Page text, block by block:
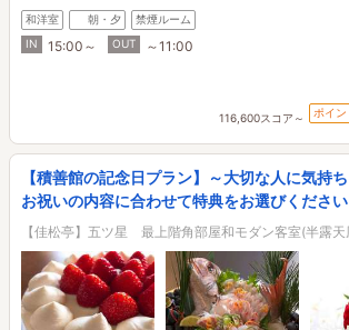
和洋室 朝・夕
禁煙ルーム
IN
15:00～ OUT ～11:00
116,600スコア～ ポイン
【積善館の記念日プラン】～大切な人に気持
お祝いの内容に合わせて特典をお選びください
【佳松亭】五ツ星 最上階角部屋和モダン客室(半露天